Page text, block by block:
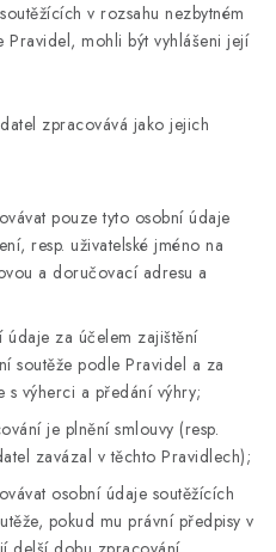
v rozsahu nezbytném
mohli být vyhlášeni její
zpracovává jako jejich
pouze tyto osobní údaje
resp. uživatelské jméno na
a doručovací adresu a
za účelem zajištění
soutěže podle Pravidel a za
s výherci a předání výhry;
je plnění smlouvy (resp.
zavázal v těchto Pravidlech);
osobní údaje soutěžících
pokud mu právní předpisy v